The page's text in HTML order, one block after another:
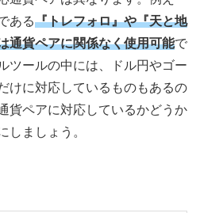
ある『トレフォロ』や『天と地
通貨ペアに関係なく使用可能で
ツールの中には、ドル円やゴー
けに対応しているものもあるの
貨ペアに対応しているかどうか
しましょう。